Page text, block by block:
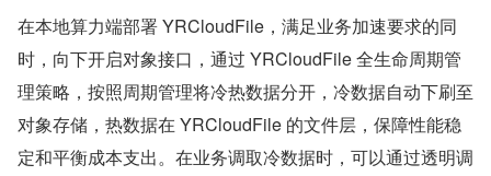
在本地算力端部署 YRCloudFile，满足业务加速要求的同
时，向下开启对象接口，通过 YRCloudFile 全生命周期管
理策略，按照周期管理将冷热数据分开，冷数据自动下刷至
对象存储，热数据在 YRCloudFile 的文件层，保障性能稳
定和平衡成本支出。在业务调取冷数据时，可以通过透明调